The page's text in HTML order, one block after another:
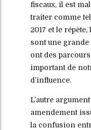
fiscaux, il est
traiter comme
2017 et le
sont une
ont des
important de
d’influence.
L’autre
amendement
la confusion